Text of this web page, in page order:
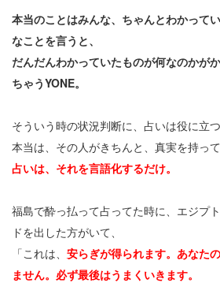
本当のことはみんな、ちゃんとわかって
なことを言うと、
だんだんわかっていたものが何なのかが
ちゃうYONE。
そういう時の状況判断に、占いは役に立つ
本当は、その人がきちんと、真実を持って
占いは、それを言語化するだけ。
福島で酔っ払って占ってた時に、エジプ
ドを出した方がいて、
「これは、 安らぎが得られます。あなた
ません。必ず最後はうまくいきます。